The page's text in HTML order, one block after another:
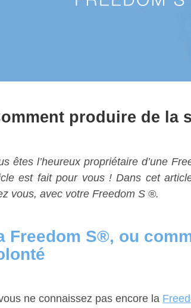
produire de la
êtes l’heureux propriétaire d’une
est fait pour vous ! Dans cet
vous, avec votre Freedom S ®.
Freedom S®, ou
ne connaissez pas encore la